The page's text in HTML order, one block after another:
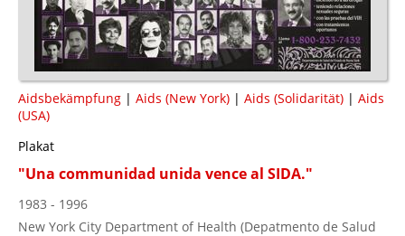
Aidsbekämpfung | Aids (New York) | Aids (Solidarität) | Aids
(USA)
Plakat
"Una communidad unida vence al SIDA."
1983 - 1996
New York City Department of Health (Depatmento de Salud